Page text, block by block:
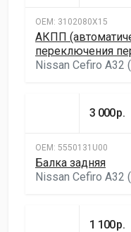
ОЕМ: 3102080X15
АКПП
переключения
Nissan Cefiro A32
ОЕМ: 5550131U00
Балка задняя
Nissan Cefiro A32
3 000р.
1 100р.